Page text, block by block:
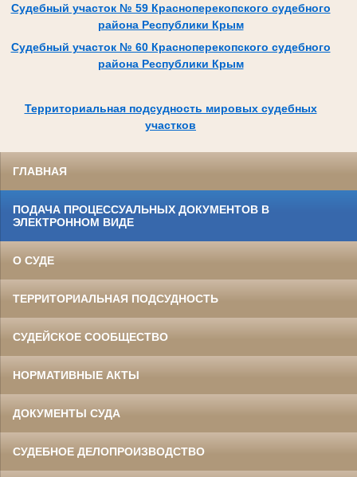
Судебный участок № 59 Красноперекопского судебного
района Республики Крым
Судебный участок № 60 Красноперекопского судебного
района Республики Крым
Территориальная подсудность мировых судебных
участков
ГЛАВНАЯ
ПОДАЧА ПРОЦЕССУАЛЬНЫХ ДОКУМЕНТОВ В
ЭЛЕКТРОННОМ ВИДЕ
О СУДЕ
ТЕРРИТОРИАЛЬНАЯ ПОДСУДНОСТЬ
СУДЕЙСКОЕ СООБЩЕСТВО
НОРМАТИВНЫЕ АКТЫ
ДОКУМЕНТЫ СУДА
СУДЕБНОЕ ДЕЛОПРОИЗВОДСТВО